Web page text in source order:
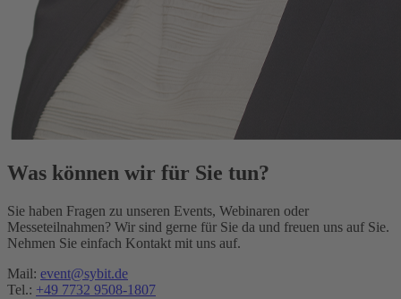
Was können wir für Sie tun?
Sie haben Fragen zu unseren Events, Webinaren oder
Messeteilnahmen? Wir sind gerne für Sie da und freuen uns auf Sie.
Nehmen Sie einfach Kontakt mit uns auf.
Mail: event@sybit.de
Tel.: +49 7732 9508-1807